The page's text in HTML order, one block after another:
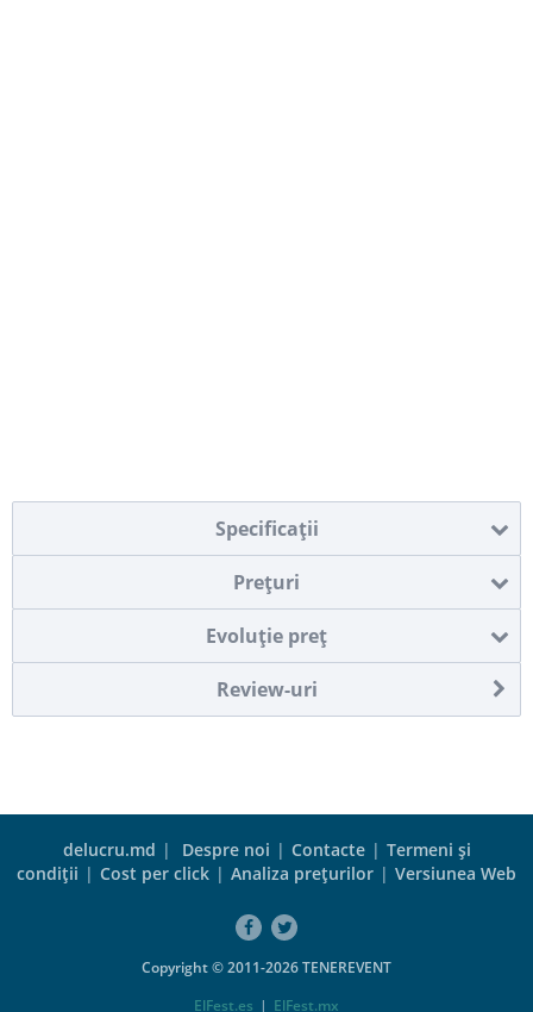
Specificaţii
Preţuri
Evoluţie preţ
Review-uri
delucru.md | Despre noi | Contacte | Termeni şi
condiţii | Cost per click | Analiza preţurilor | Versiunea Web
Copyright © 2011-2026 TENEREVENT
ElFest.es | ElFest.mx